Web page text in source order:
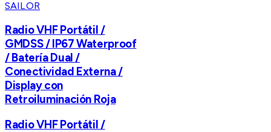
SAILOR
Radio VHF Portátil /
GMDSS / IP67 Waterproof
/ Batería Dual /
Conectividad Externa /
Display con
Retroiluminación Roja
Radio VHF Portátil /